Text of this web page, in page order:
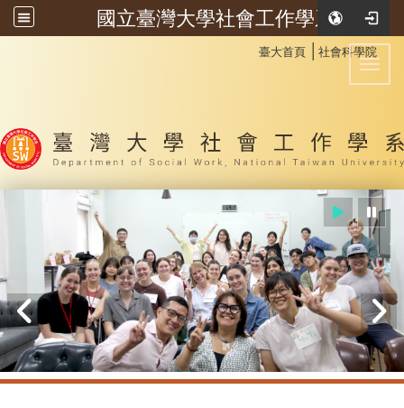
國立臺灣大學社會工作學系
臺大首頁 社會科學院